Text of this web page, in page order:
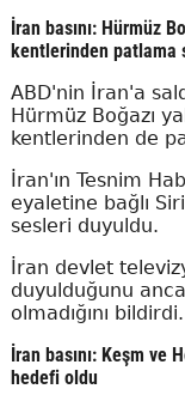
İran basını: Hürmüz
kentlerinden patlama
ABD'nin İran'a
Hürmüz Boğazı
kentlerinden de
İran'ın Tesnim
eyaletine bağlı
sesleri duyuldu.
İran devlet
duyulduğunu
olmadığını bildirdi.
İran basını: Keşm ve
hedefi oldu